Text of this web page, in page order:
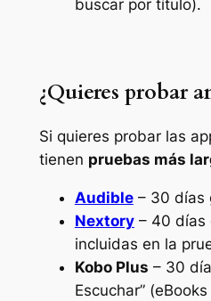
buscar por título).
¿Quieres probar
Si quieres probar las
tienen pruebas más
Audible– 30 días
Nextory– 40 días
incluidas en la
Kobo Plus – 30
Escuchar”